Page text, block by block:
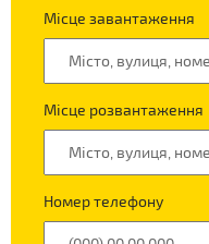
Місце завантаження
Місце розвантаження
Номер телефону